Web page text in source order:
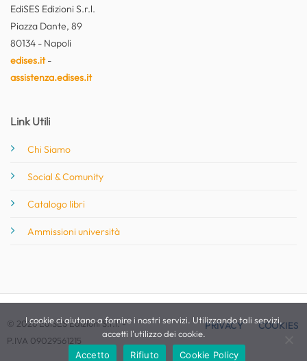
EdiSES Edizioni S.r.l.
Piazza Dante, 89
80134 - Napoli
edises.it-
assistenza.edises.it
Link Utili
Chi Siamo
Social & Comunity
Catalogo libri
Ammissioni università
© 2026 EdiSES Edizioni S.r.l. -
P.IVA 09029561215
PRIVACY COOKIES
I cookie ci aiutano a fornire i nostri servizi. Utilizzando tali servizi,
accetti l'utilizzo dei cookie.
Accetto
Rifiuto Cookie Policy